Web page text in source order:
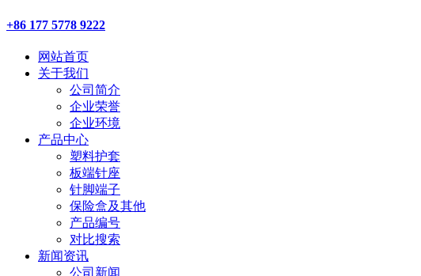
+86 177 5778 9222
网站首页
关于我们
公司简介
企业荣誉
企业环境
产品中心
塑料护套
板端针座
针脚端子
保险盒及其他
产品编号
对比搜索
新闻资讯
公司新闻